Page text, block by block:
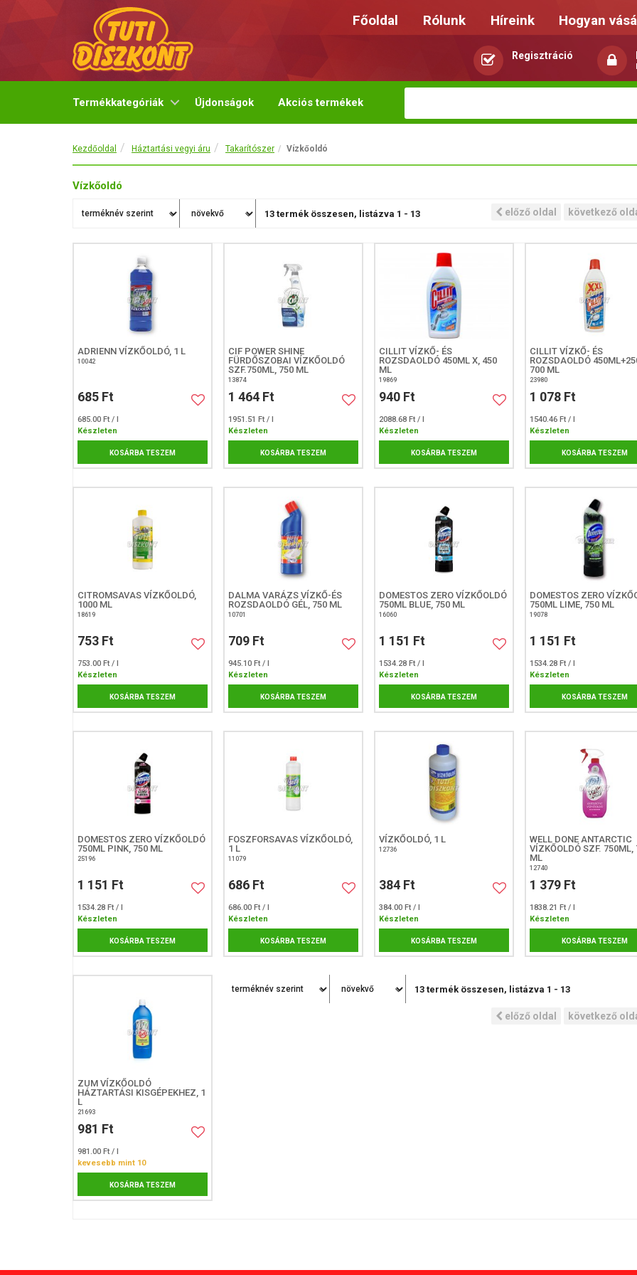
Főoldal Rólunk Híreink Hogyan
Regisztráció
Termékkategóriák Újdonságok Akciós termékek
Kezdőoldal Háztartási vegyi áru Takarítószer Vízkőoldó
Vízkőoldó
13 termék összesen, listázva 1 - 13 előző oldal következő
ADRIENN VÍZKŐOLDÓ, 1 L
10042
685 Ft
685.00 Ft / l
Készleten
KOSÁRBA TESZEM
CIF POWER SHINE
FÜRDŐSZOBAI VÍZKŐOLDÓ
SZF.750ML, 750 ML
13874
1 464 Ft
1951.51 Ft / l
Készleten
KOSÁRBA TESZEM
CILLIT VÍZKŐ- ÉS
ROZSDAOLDÓ 450ML X, 450
ML
19869
940 Ft
2088.68 Ft / l
Készleten
KOSÁRBA TESZEM
CILLIT VÍZKŐ- ÉS
ROZSDAOLDÓ
700 ML
23980
1 078 Ft
1540.46 Ft / l
Készleten
KOSÁRBA TESZEM
CITROMSAVAS VÍZKŐOLDÓ,
1000 ML
18619
753 Ft
753.00 Ft / l
Készleten
KOSÁRBA TESZEM
DALMA VARÁZS VÍZKŐ-ÉS
ROZSDAOLDÓ GÉL, 750 ML
10701
709 Ft
945.10 Ft / l
Készleten
KOSÁRBA TESZEM
DOMESTOS ZERO VÍZKŐOLDÓ
750ML BLUE, 750 ML
16060
1 151 Ft
1534.28 Ft / l
Készleten
KOSÁRBA TESZEM
DOMESTOS ZERO
750ML LIME, 750 ML
19078
1 151 Ft
1534.28 Ft / l
Készleten
KOSÁRBA TESZEM
DOMESTOS ZERO VÍZKŐOLDÓ
750ML PINK, 750 ML
25196
1 151 Ft
1534.28 Ft / l
Készleten
KOSÁRBA TESZEM
FOSZFORSAVAS VÍZKŐOLDÓ,
1 L
11079
686 Ft
686.00 Ft / l
Készleten
KOSÁRBA TESZEM
VÍZKŐOLDÓ, 1 L
12736
384 Ft
384.00 Ft / l
Készleten
KOSÁRBA TESZEM
WELL DONE ANTARCTIC
VÍZKŐOLDÓ SZF. 750ML,
ML
12740
1 379 Ft
1838.21 Ft / l
Készleten
KOSÁRBA TESZEM
ZUM VÍZKŐOLDÓ
HÁZTARTÁSI KISGÉPEKHEZ, 1
L
21693
981 Ft
981.00 Ft / l
kevesebb mint 10
KOSÁRBA TESZEM
13termék összesen, listázva 1 - 13
előző oldal következő